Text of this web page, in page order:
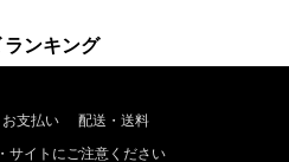
ランキング
お支払い
配送・送料
サイトにご注意ください